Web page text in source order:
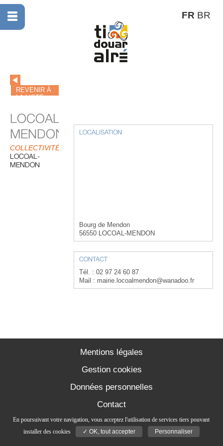
FR BR
LOCALISATION
Bourg de Mendon
56550 LOCOAL-MENDON
CONTACT
Tél. : 02 97 24 60 87
Mail : mairie.locoalmendon@wanadoo.fr
REVENIR À
LA LISTE
LOCOAL-
MENDON
COLLECTIVITÉS
LOCOAL-
MENDON
Mentions légales
Gestion cookies
Données personnelles
Contact
En poursuivant votre navigation, vous acceptez l'utilisation de services tiers pouvant
installer des cookies
✓ OK, tout accepter Personnaliser